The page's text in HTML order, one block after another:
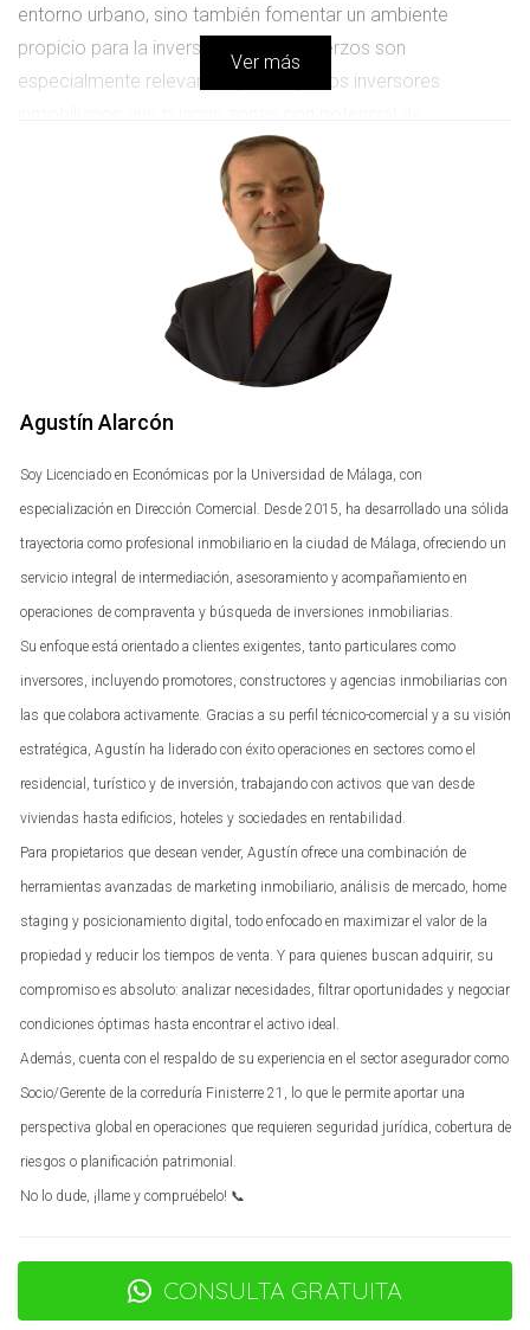
entorno urbano, sino también fomentar un ambiente
propicio para la inversión. Estos esfuerzos son
especialmente relevantes para aquellos inversores
revalorización en Málaga - Costa del Sol 2025. La sinergia
entre la inversión pública y privada está creando un
ecosistema vibrante donde los nuevos desarrollos están
cambiando el rostro de la ciudad.
Nuevos Planes Urbanos y
Regeneración de Espacios Públicos
Málaga ha puesto en marcha varios planes urbanos que
tienen como objetivo transformar espacios públicos en
más destacados es la revitalización del centro histórico,
donde se han mejorado las plazas y calles peatonales,
fomentando un ambiente más amigable tanto para
residentes como para turistas. Esta transformación no
solo mejora la calidad de vida, sino que también aumenta
el atractivo de la zona para los inversores.
Estudio de Caso: La Plaza de la Merced
La Plaza de la Merced es un ejemplo emblemático de
cómo una intervención urbana puede revalorizar un área.
Tras su reciente renovación, se ha convertido en un punto
incremento en la demanda inmobiliaria.
Regeneración del Paseo Marítimo y
Zonas Costeras
El paseo marítimo de Málaga es uno de los espacios más
queridos por los locales y turistas. La regeneración de esta
área incluye mejoras en el acceso a la playa, creación de
zonas verdes y áreas recreativas. Estos cambios no solo
el turismo, lo cual es crucial para los negocios locales.
Estudio de Caso: La Playa de La Malagueta
Ver más
Agustín Alarcón
Soy Licenciado en Económicas por la Universidad de Málaga, con
especialización en Dirección Comercial. Desde 2015, ha desarrollado una sólida
trayectoria como profesional inmobiliario en la ciudad de Málaga, ofreciendo un
servicio integral de intermediación, asesoramiento y acompañamiento en
operaciones de compraventa y búsqueda de inversiones inmobiliarias.
Su enfoque está orientado a clientes exigentes, tanto particulares como
inversores, incluyendo promotores, constructores y agencias inmobiliarias con
las que colabora activamente. Gracias a su perfil técnico-comercial y a su visión
estratégica, Agustín ha liderado con éxito operaciones en sectores como el
residencial, turístico y de inversión, trabajando con activos que van desde
viviendas hasta edificios, hoteles y sociedades en rentabilidad.
Para propietarios que desean vender, Agustín ofrece una combinación de
herramientas avanzadas de marketing inmobiliario, análisis de mercado, home
staging y posicionamiento digital, todo enfocado en maximizar el valor de la
propiedad y reducir los tiempos de venta. Y para quienes buscan adquirir, su
compromiso es absoluto: analizar necesidades, filtrar oportunidades y negociar
condiciones óptimas hasta encontrar el activo ideal.
Además, cuenta con el respaldo de su experiencia en el sector asegurador como
Socio/Gerente de la correduría Finisterre 21, lo que le permite aportar una
perspectiva global en operaciones que requieren seguridad jurídica, cobertura de
riesgos o planificación patrimonial.
No lo dude, ¡llame y compruébelo! 📞
CONSULTA GRATUITA